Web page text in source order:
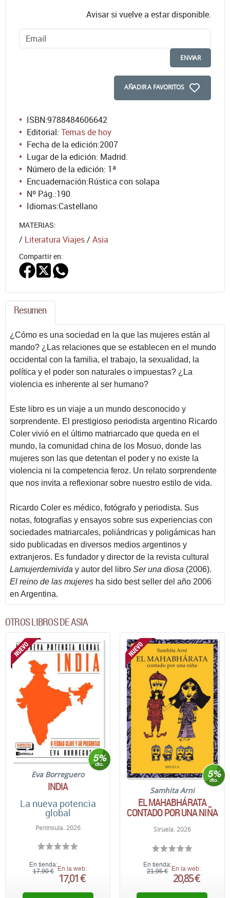
Avisar si vuelve a estar disponible.
ENVIAR
AÑADIR A FAVORITOS
ISBN:9788484606642
Editorial: Temas de hoy
Fecha de la edición:2007
Lugar de la edición: Madrid.
Número de la edición: 1ª
Encuadernación:Rústica con solapa
Nº Pág.:190
Idiomas:Castellano
MATERIAS:
/ Literatura Viajes/ Asia
Compartir en:
Resumen
¿Cómo es una sociedad en la que las mujeres están al
mando? ¿Las relaciones que se establecen en el mundo
occidental con la familia, el trabajo, la sexualidad, la
política y el poder son naturales o impuestas? ¿La
violencia es inherente al ser humano?
Este libro es un viaje a un mundo desconocido y
sorprendente. El prestigioso periodista argentino Ricardo
Coler vivió en el último matriarcado que queda en el
mundo, la comunidad china de los Mosuo, donde las
mujeres son las que detentan el poder y no existe la
violencia ni la competencia feroz. Un relato sorprendente
que nos invita a reflexionar sobre nuestro estilo de vida.
Ricardo Coler es médico, fotógrafo y periodista. Sus
notas, fotografías y ensayos sobre sus experiencias con
sociedades matriarcales, poliándricas y poligámicas han
sido publicadas en diversos medios argentinos y
extranjeros. Es fundador y director de la revista cultural
Lamujerdemivida y autor del libro Ser una diosa (2006).
El reino de las mujeres ha sido best seller del año 2006
en Argentina.
OTROS LIBROS DE ASIA
Eva Borreguero
INDIA
La nueva potencia
global
Península. 2026
En tienda:
17,90 € En la web:
17,01 €
Samhita Arni
EL MAHABHÁRATA
CONTADO POR UNA NIÑA
Siruela. 2026
En tienda:
21,95 €
En la web:
20,85 €